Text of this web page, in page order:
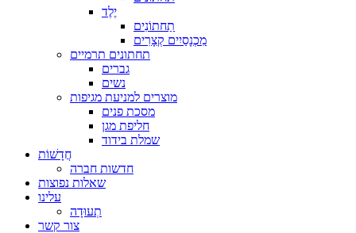
יֶלֶד
תַחתוֹנִים
מִכְנָסַיִים קְצָרִים
תחתונים תרמיים
גברים
נשים
מוצרים למניעת מגיפות
מסכת פנים
חליפת מגן
שמלת בידוד
חֲדָשׁוֹת
חדשות חברה
שאלות נפוצות
עלינו
תְעוּדָה
צור קשר